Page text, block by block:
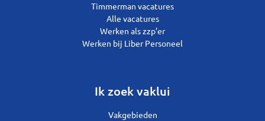
Timmerman vacatures
Alle vacatures
Werken als zzp’er
Werken bij Liber Personeel
Ik zoek vaklui
Vakgebieden